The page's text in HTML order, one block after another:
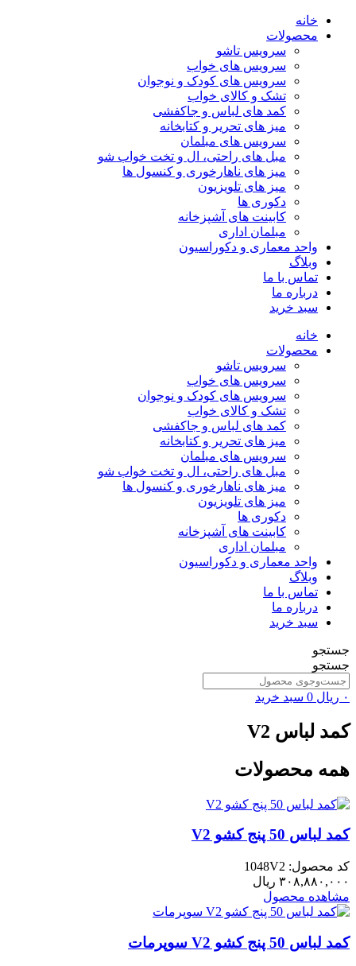
خانه
محصولات
سرویس تاشو
سرویس های خواب
سرویس های کودک و نوجوان
تشک و کالای خواب
کمد های لباس و جاکفشی
میز های تحریر و کتابخانه
سرویس های مبلمان
مبل های راحتی، ال و تخت خواب شو
میز های ناهارخوری و کنسول ها
میز های تلویزیون
دکوری ها
کابینت های آشپزخانه
مبلمان اداری
واحد معماری و دکوراسیون
وبلاگ
تماس با ما
درباره ما
سبد خرید
خانه
محصولات
سرویس تاشو
سرویس های خواب
سرویس های کودک و نوجوان
تشک و کالای خواب
کمد های لباس و جاکفشی
میز های تحریر و کتابخانه
سرویس های مبلمان
مبل های راحتی، ال و تخت خواب شو
میز های ناهارخوری و کنسول ها
میز های تلویزیون
دکوری ها
کابینت های آشپزخانه
مبلمان اداری
واحد معماری و دکوراسیون
وبلاگ
تماس با ما
درباره ما
سبد خرید
جستجو
جستجو
۰ ریال 0 سبد خرید
کمد لباس V2
همه محصولات
کمد لباس 50 پنج کشو V2
کد محصول: 1048V2
۳۰۸,۸۸۰,۰۰۰ ریال
مشاهده محصول
کمد لباس 50 پنج کشو V2 سوپرمات